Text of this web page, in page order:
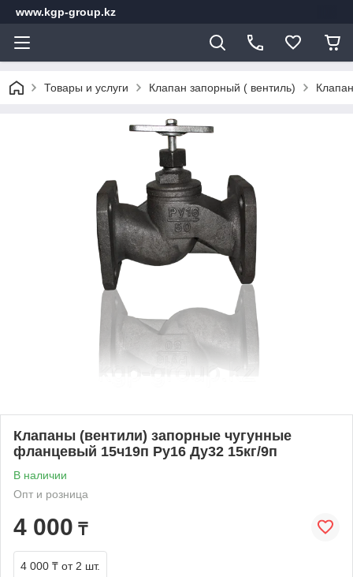
www.kgp-group.kz
Товары и услуги Клапан запорный ( вентиль)
Клапаны (вентили) запорные чугунные
фланцевый 15ч19п Ру16 Ду32 15кг/9п
В наличии
Опт и розница
4 000 ₸
4 000 ₸ от 2 шт.